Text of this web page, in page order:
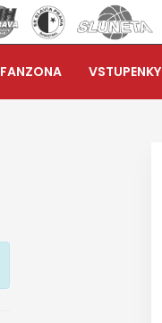
FANZONA
VSTUPENKY